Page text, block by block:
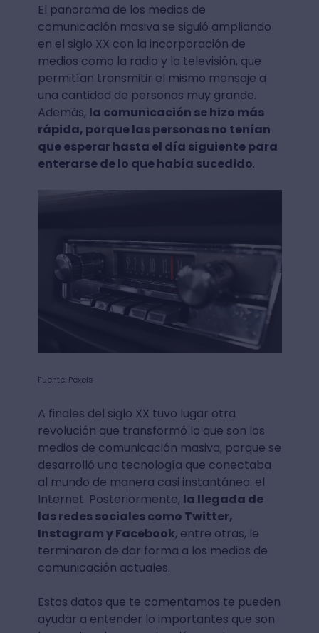
El panorama de los medios de
comunicación masiva se siguió ampliando
en el siglo XX con la incorporación de
medios como la radio y la televisión, que
permitían transmitir el mismo mensaje a
una cantidad de personas muy grande.
Además, la comunicación se hizo más
rápida, porque las personas no tenían
que esperar hasta el día siguiente para
enterarse de lo que había sucedido.
Fuente: Pexels
A finales del siglo XX tuvo lugar otra
revolución que transformó lo que son los
medios de comunicación masiva, porque se
desarrolló una tecnología que conectaba
al mundo de manera casi instantánea: el
Internet. Posteriormente, la llegada de
las redes sociales como Twitter,
Instagram y Facebook, entre otras, le
terminaron de dar forma a los medios de
comunicación actuales.
Estos datos que te comentamos te pueden
ayudar a entender lo importantes que son